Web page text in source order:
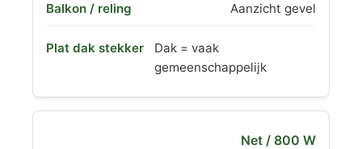
Aanzicht gevel
Dak = vaak
gemeenschappelijk
Net / 800 W